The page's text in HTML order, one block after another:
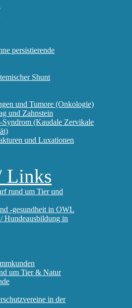
persistierende
Shunt
und Tumore (Onkologie)
und Zahnstein
Syndrom (Kaudale Zervikale
und Luxationen
Links
rund um Tier und
-gesundheit in OWL
Hundeausbildung in
um Tier & Natur
in der